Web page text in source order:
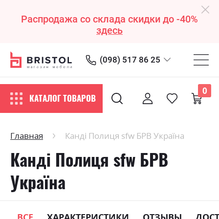
Распродажа со склада скидки до -40%
здесь
(098) 517 86 25
КАТАЛОГ ТОВАРОВ
0
Главная Канді Полиця sfw БРВ Україна
Канді Полиця sfw БРВ
Україна